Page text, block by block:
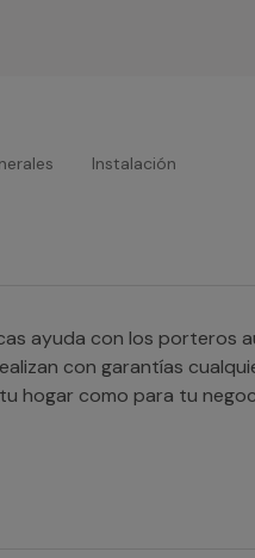
Instalación
ayuda con los porteros
con garantías
hogar como para tu